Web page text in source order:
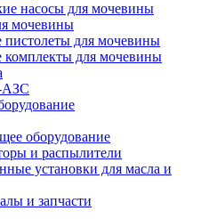
насосы для мочевины
мочевины
пистолеты для мочевины
комплекты для мочевины
АЗС
оборудование
и распылители
установки для масла и
и запчасти